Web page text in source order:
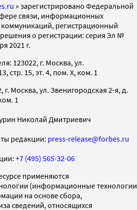
» зарегистрировано Федеральной
связи, информационных
регистрационный
о регистрации: серия Эл №
2021 г.
123022, г. Москва, ул.
стр. 15, эт. 4, пом. X, ком. 1
г. Москва, ул. Звенигородская 2-я, д.
1
Николай Дмитриевич
редакции: press-release@forbes.ru
+7 (495) 565-32-06
применяются
(информационные технологии
на основе сбора,
сведений, относящихся